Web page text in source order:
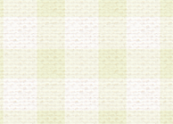
と同一のメールアドレ
ビスを提供している企
る本人またはその家族